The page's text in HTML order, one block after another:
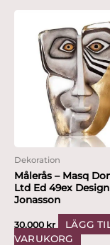
Dekoration
Målerås – Masq
Ltd Ed 49ex
Jonasson
30,000 kr
LÄGG
VARUKORG